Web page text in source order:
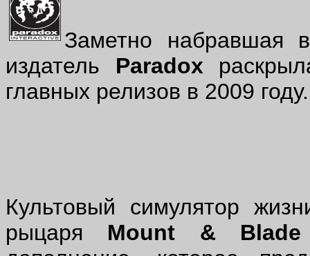
Заметно набравшая
издатель Paradox
главных релизов в 2009 году.
Культовый симулятор
рыцаря Mount & Blade